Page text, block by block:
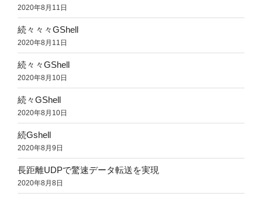
2020年8月11日
続々々々GShell
2020年8月11日
続々々GShell
2020年8月10日
続々GShell
2020年8月10日
続Gshell
2020年8月9日
長距離UDPで驚速データ転送を実現
2020年8月8日